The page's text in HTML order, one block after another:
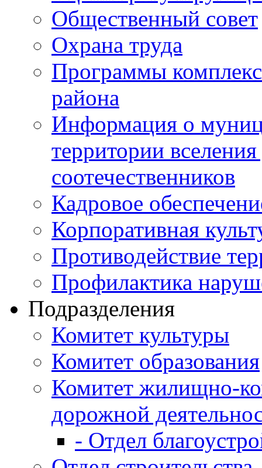
Общественный совет
Охрана труда
Программы
района
Информация о
территории
соотечественников
Кадровое
Корпоративная
Противодействие
Профилактика
Подразделения
Комитет культуры
Комитет образования
Комитет жилищно-
дорожной
- Отдел